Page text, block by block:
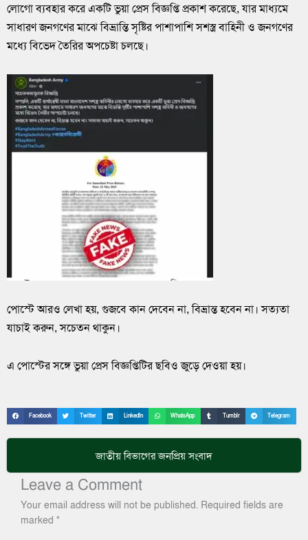
লোগো ব্যবহার করে একটি ভুয়া প্রেস বিজ্ঞপ্তি প্রকাশ করেছে, যার মাধ্যমে
সাধারণ জনগণের মাঝে বিভ্রান্তি সৃষ্টির পাশাপাশি সশস্ত্র বাহিনী ও জনগণের
মধ্যে বিভেদ তৈরির অপচেষ্টা চলছে।
পোস্টে আরও লেখা হয়, গুজবে কান দেবেন না, বিভ্রান্ত হবেন না। সত্যতা
যাচাই করুন, সচেতন থাকুন।
এ পোস্টের সঙ্গে ভুয়া প্রেস বিজ্ঞপ্তিটির ছবিও জুড়ে দেওয়া হয়।
Facebook Twitter LinkedIn WhatsApp Tumblr Telegram
জাতীয়বিভাগের জনপ্রিয় সংবাদ
Leave a Comment
Your email address will not be published. Required fields are
marked *